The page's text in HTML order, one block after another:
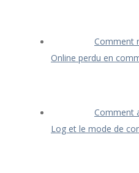
Comment
Online perdu en
Comment
Log et le mode de